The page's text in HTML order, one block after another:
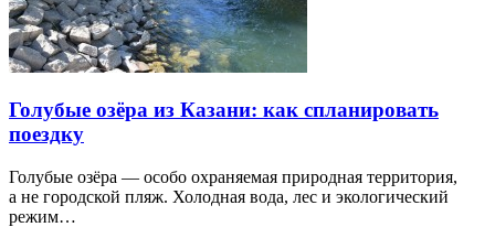
Голубые озёра из Казани: как спланировать
поездку
Голубые озёра — особо охраняемая природная территория,
а не городской пляж. Холодная вода, лес и экологический
режим…